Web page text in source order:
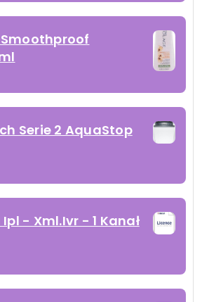
Serie 2 AquaStop
- Xml.Ivr - 1 Kanał